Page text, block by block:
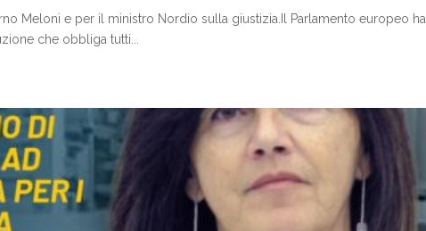
Meloni e per il ministro Nordio sulla giustizia.Il Parlamento europeo ha
che obbliga tutti...